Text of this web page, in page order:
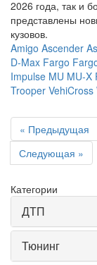
2026 года, так и
представлены
кузовов.
Amigo Ascender
D-Max Fargo
Impulse MU MU-X
Trooper VehiCross
« Предыдущая
Следующая »
Категории
ДТП
Тюнинг